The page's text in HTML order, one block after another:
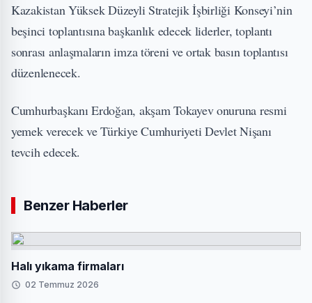
Kazakistan Yüksek Düzeyli Stratejik İşbirliği Konseyi’nin
beşinci toplantısına başkanlık edecek liderler, toplantı
sonrası anlaşmaların imza töreni ve ortak basın toplantısı
düzenlenecek.
Cumhurbaşkanı Erdoğan, akşam Tokayev onuruna resmi
yemek verecek ve Türkiye Cumhuriyeti Devlet Nişanı
tevcih edecek.
Benzer Haberler
Halı yıkama firmaları
02 Temmuz 2026